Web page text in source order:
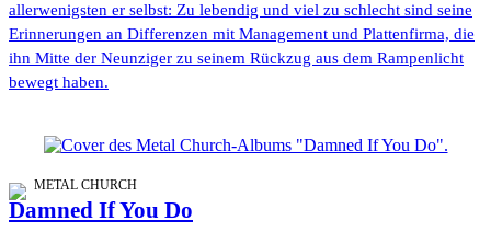
allerwenigsten er selbst: Zu lebendig und viel zu schlecht sind seine
Erinnerungen an Differenzen mit Management und Plattenfirma, die
ihn Mitte der Neunziger zu seinem Rückzug aus dem Rampenlicht
bewegt haben.
METAL CHURCH
Damned If You Do